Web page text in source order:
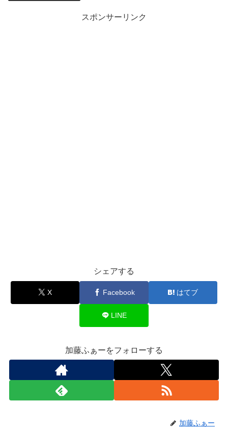
スポンサーリンク
シェアする
X Facebook はてブ
LINE
加藤ふぁーをフォローする
加藤ふぁー